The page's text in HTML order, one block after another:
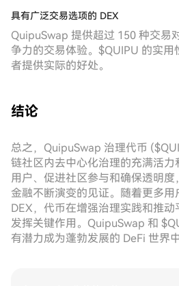
具有广泛交易选项的 DEX
QuipuSwap 提供超过 150 种交易
争力的交易体验。$QUIPU 的实
者提供实际的好处。
结论
总之，QuipuSwap 治理代币
链社区内去中心化治理的充满活
用户、促进社区参与和确保透明
金融不断演变的见证。随着更多
DEX，代币在增强治理实践和推
发挥关键作用。QuipuSwap 和
有潜力成为蓬勃发展的 DeFi 世界